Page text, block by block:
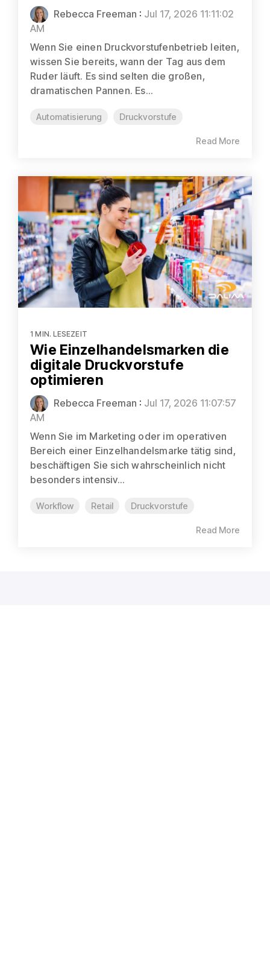
Rebecca Freeman : Jul 17, 2026 11:11:02
AM
Wenn Sie einen Druckvorstufenbetrieb leiten,
wissen Sie bereits, wann der Tag aus dem
Ruder läuft. Es sind selten die großen,
dramatischen Pannen. Es...
Automatisierung Druckvorstufe
Read More
1 MIN. LESEZEIT
Wie Einzelhandelsmarken die
digitale Druckvorstufe
optimieren
Rebecca Freeman : Jul 17, 2026 11:07:57
AM
Wenn Sie im Marketing oder im operativen
Bereich einer Einzelhandelsmarke tätig sind,
beschäftigen Sie sich wahrscheinlich nicht
besonders intensiv...
Workflow Retail Druckvorstufe
Read More